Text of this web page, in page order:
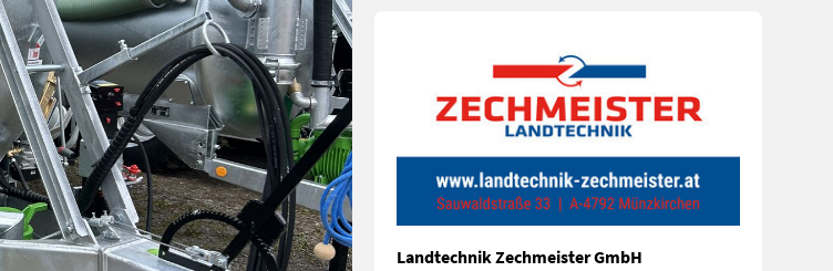
Landtechnik Zechmeister GmbH